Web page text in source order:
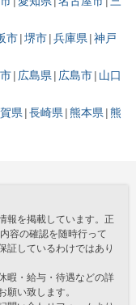
市 堺市 兵庫県 神戸
広島県 広島市 山口
県 長崎県 熊本県 熊
報を掲載しています。正
容の確認を随時行って
証しているわけではあり
暇・給与・待遇などの詳
い致します。